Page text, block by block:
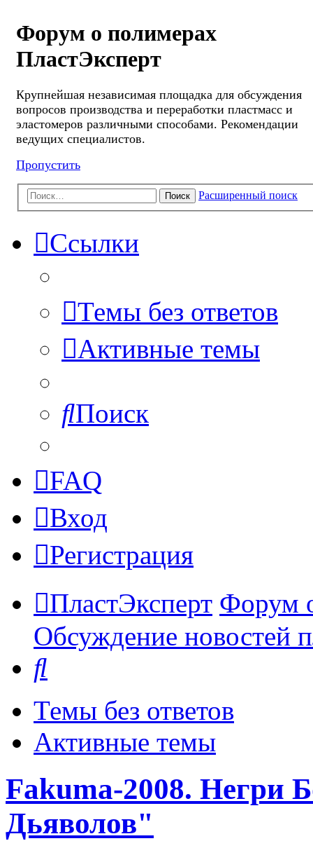
Форум о полимерах
ПластЭксперт
Крупнейшая независимая площадка для обсуждения
вопросов производства и переработки пластмасс и
эластомеров различными способами. Рекомендации
ведущих специалистов.
Пропустить
Поиск Расширенный поиск
Ссылки
Темы без ответов
Активные темы
Поиск
FAQ
Вход
Регистрация
ПластЭксперт Форум
Обсуждение новостей
Темы без ответов
Активные темы
Fakuma-2008. Негри
Дьяволов"